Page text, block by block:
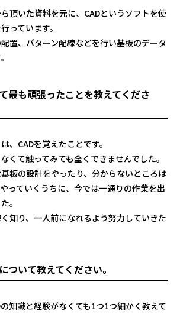
頂いた資料を元に、CADというソフトを使
っています。
置、パターン配線などを行い基板のデータ
最も頑張ったことを教えてくださ
、CADを覚えたことです。
くて触ってみても全くできませんでした。
板の設計をやったり、分からないところは
っていくうちに、今では一通りの作業を出
。
知り、一人前になれるよう努力していきた
ついて教えてください。
知識と経験がなくても1つ1つ細かく教えて